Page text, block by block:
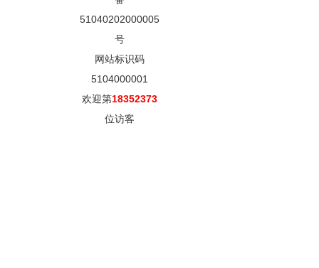
51040202000005
号
网站标识码
5104000001
欢迎第18352373
位访客